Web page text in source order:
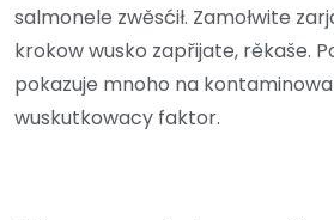
salmonele zwěsćił. Zamołwite
krokow wusko zapřijate, rěkaše.
pokazuje mnoho na
wuskutkowacy faktor.